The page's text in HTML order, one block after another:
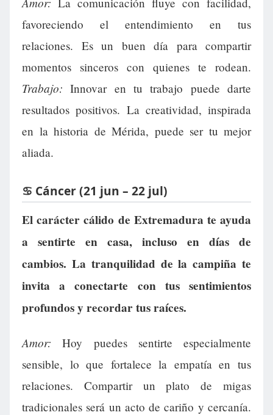
favoreciendo el entendimiento en tus
relaciones. Es un buen día para compartir
momentos sinceros con quienes te rodean.
Trabajo: Innovar en tu trabajo puede darte
resultados positivos. La creatividad, inspirada
en la historia de Mérida, puede ser tu mejor
aliada.
♋ Cáncer (21 jun – 22 jul)
El carácter cálido de Extremadura te ayuda
a sentirte en casa, incluso en días de
cambios. La tranquilidad de la campiña te
invita a conectarte con tus sentimientos
profundos y recordar tus raíces.
Amor: Hoy puedes sentirte especialmente
sensible, lo que fortalece la empatía en tus
relaciones. Compartir un plato de migas
tradicionales será un acto de cariño y cercanía.